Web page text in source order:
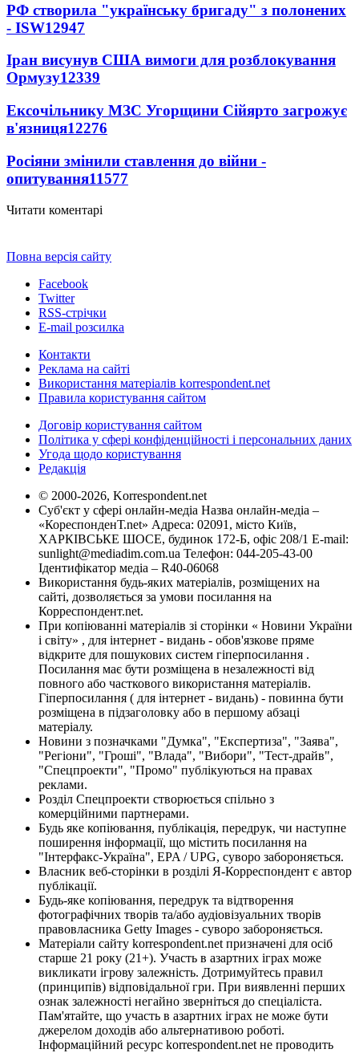
РФ створила "українську бригаду" з полонених
- ISW12947
Іран висунув США вимоги для розблокування
Ормузу12339
Ексочільнику МЗС Угорщини Сійярто загрожує
в'язниця12276
Росіяни змінили ставлення до війни -
опитування11577
Читати коментарі
Повна версія сайту
Facebook
Twitter
RSS-стрічки
E-mail розсилка
Контакти
Реклама на сайті
Використання матеріалів korrespondent.net
Правила користування сайтом
Договір користування сайтом
Політика у сфері конфіденційності і персональних даних
Угода щодо користування
Редакція
© 2000-2026, Korrespondent.net
Суб'єкт у сфері онлайн-медіа Назва онлайн-медіа –
«КореспонденТ.net» Адреса: 02091, місто Київ,
ХАРКІВСЬКЕ ШОСЕ, будинок 172-Б, офіс 208/1 E-mail:
sunlight@mediadim.com.ua Телефон: 044-205-43-00
Ідентифікатор медіа – R40-06068
Використання будь-яких матеріалів, розміщених на
сайті, дозволяється за умови посилання на
Корреспондент.net.
При копіюванні матеріалів зі сторінки « Новини України
і світу» , для інтернет - видань - обов'язкове пряме
відкрите для пошукових систем гіперпосилання .
Посилання має бути розміщена в незалежності від
повного або часткового використання матеріалів.
Гіперпосилання ( для інтернет - видань) - повинна бути
розміщена в підзаголовку або в першому абзаці
матеріалу.
Новини з позначками "Думка", "Експертиза", "Заява",
"Регіони", "Гроші", "Влада", "Вибори", "Тест-драйв",
"Спецпроекти", "Промо" публікуються на правах
реклами.
Розділ Спецпроекти створюється спільно з
комерційними партнерами.
Будь яке копіювання, публікація, передрук, чи наступне
поширення інформації, що містить посилання на
"Інтерфакс-Україна", EPA / UPG, суворо забороняється.
Власник веб-сторінки в розділі Я-Корреспондент є автор
публікації.
Будь-яке копіювання, передрук та відтворення
фотографічних творів та/або аудіовізуальних творів
правовласника Getty Images - суворо забороняється.
Матеріали сайту korrespondent.net призначені для осіб
старше 21 року (21+). Участь в азартних іграх може
викликати ігрову залежність. Дотримуйтесь правил
(принципів) відповідальної гри. При виявленні перших
ознак залежності негайно зверніться до спеціаліста.
Пам'ятайте, що участь в азартних іграх не може бути
джерелом доходів або альтернативою роботі.
Інформаційний ресурс korrespondent.net не проводить